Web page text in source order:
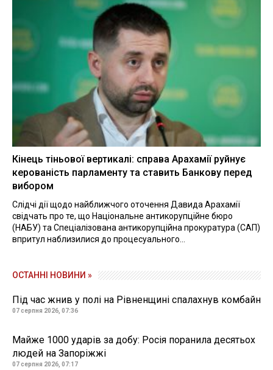
Кінець тіньової вертикалі: справа Арахамії руйнує
керованість парламенту та ставить Банкову перед
вибором
Слідчі дії щодо найближчого оточення Давида Арахамії
свідчать про те, що Національне антикорупційне бюро
(НАБУ) та Спеціалізована антикорупційна прокуратура (САП)
впритул наблизилися до процесуального...
ОСТАННІ НОВИНИ »
Під час жнив у полі на Рівненщині спалахнув комбайн
07 серпня 2026, 07:36
Майже 1000 ударів за добу: Росія поранила десятьох
людей на Запоріжжі
07 серпня 2026, 07:17